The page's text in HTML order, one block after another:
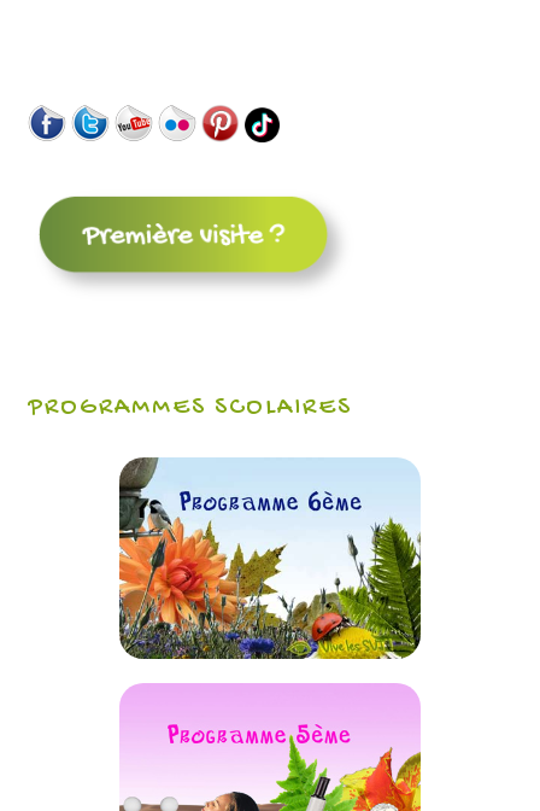
PROGRAMMES SCOLAIRES